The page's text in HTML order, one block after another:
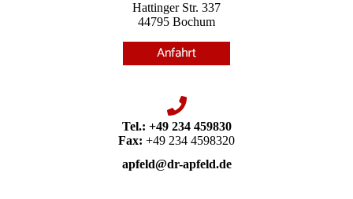
Hattinger Str. 337
44795 Bochum
Tel.: +49 234 459830
Fax: +49 234 4598320
apfeld@dr-apfeld.de